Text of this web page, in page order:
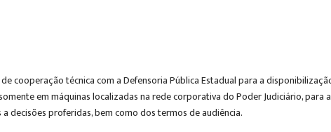
cooperação técnica com a Defensoria Pública Estadual para a
em máquinas localizadas na rede corporativa do Poder Judiciário,
decisões proferidas, bem como dos termos de audiência.